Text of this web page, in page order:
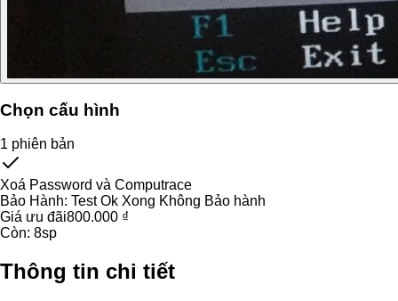
Chọn cấu hình
1 phiên bản
Xoá Password và Computrace
Bảo Hành: Test Ok Xong Không Bảo hành
Giá ưu đãi800.000 ₫
Còn: 8sp
Thông tin chi tiết